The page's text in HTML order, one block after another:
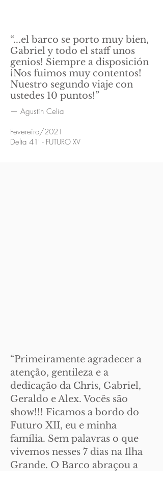
“...el barco se porto muy bien,
Gabriel y todo el staff unos
genios! Siempre a disposición
¡Nos fuimos muy contentos!
Nuestro segundo viaje con
ustedes 10 puntos!”
— Agustín Celia
Fevereiro/2021
Delta 41' - FUTURO XV
“Primeiramente agradecer a
atenção, gentileza e a
dedicação da Chris, Gabriel,
Geraldo e Alex. Vocês são
show!!! Ficamos a bordo do
Futuro XII, eu e minha
família. Sem palavras o que
vivemos nesses 7 dias na Ilha
Grande. O Barco abraçou a